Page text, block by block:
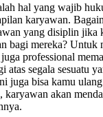
hal yang wajib
karyawan.
yang disiplin jika
bagi mereka? Untuk
professional
atas segala sesuatu
juga bisa kamu ulang
akan